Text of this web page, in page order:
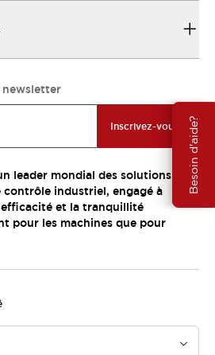
Besoin d'aide?
Inscrivez-vous
leader mondial des solutions
industriel, engagé à
et la tranquillité
pour les machines que pour